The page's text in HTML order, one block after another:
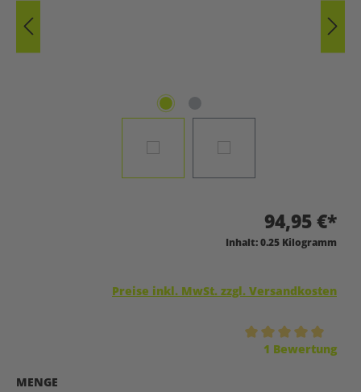
94,95 €*
Inhalt:0.25 Kilogramm
Preise inkl. MwSt. zzgl. Versandkosten
Durchschnittliche Bewertung von 5 von 5 Sternen
1 Bewertung
MENGE